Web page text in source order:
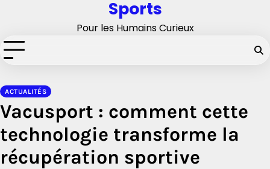
Sports
Pour les Humains Curieux
ACTUALITÉS
Vacusport : comment cette
technologie transforme la
récupération sportive